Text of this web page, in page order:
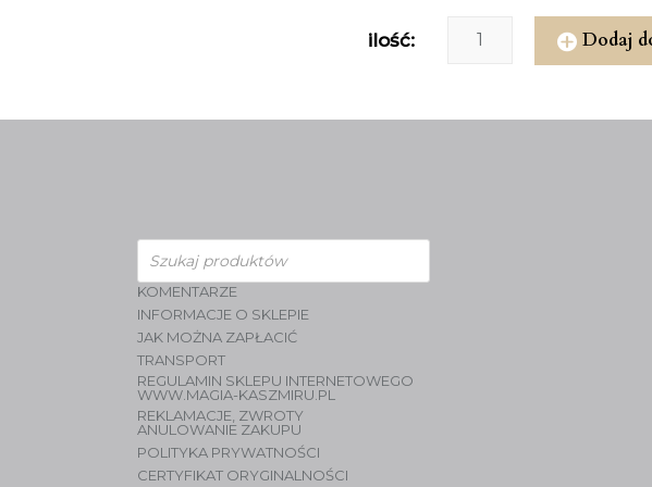
ilość: Dodaj
Wyszukiwarka
produktów
KOMENTARZE
INFORMACJE O SKLEPIE
JAK MOŻNA ZAPŁACIĆ
TRANSPORT
REGULAMIN SKLEPU INTERNETOWEGO
WWW.MAGIA-KASZMIRU.PL
REKLAMACJE, ZWROTY
ANULOWANIE ZAKUPU
POLITYKA PRYWATNOŚCI
CERTYFIKAT ORYGINALNOŚCI